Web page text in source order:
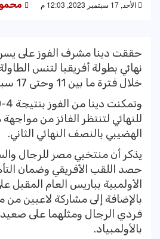
الأحد, 17 سبتمبر 2023, 12:03 م
حققت دينا مشرف الفوز على
نهائي بطولة أفريقيا لتنس
خلال فترة ما بين 11 وحتى 17 سبتمبر الجاري.
للنهائي لتنتظر الفائز من
الهضيبي بالنصف النهائي الثاني.
يذكر أن منتخبي مصر للرجال
حصد اللقب الأفريقي وضمان
الأولمبية بباريس العام
بالإضافة إلى مشاركة لاعبين
فردي الرجال ومثلهما على
بالأولمبياد.